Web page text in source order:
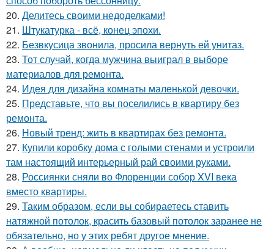
20. Делитесь своими недоделками!
21. Штукатурка - всё, конец эпохи.
22. Безвкусица звонила, просила вернуть ей унитаз.
23. Тот случай, когда мужчина выиграл в выборе
материалов для ремонта.
24. Идея для дизайна комнаты маленькой девочки.
25. Представьте, что вы поселились в квартиру без
ремонта.
26. Новый тренд: жить в квартирах без ремонта.
27. Купили коробку дома с голыми стенами и устроили
там настоящий интерьерный рай своими руками.
28. Россиянки сняли во Флоренции собор XVI века
вместо квартиры.
29. Таким образом, если вы собираетесь ставить
натяжной потолок, красить базовый потолок заранее не
обязательно, но у этих ребят другое мнение.